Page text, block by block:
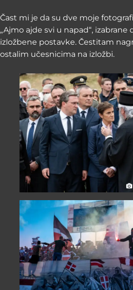
Čast mi je da su dve moje
„Ajmo ajde svi u napad“,
izložbene postavke. Čestitam
ostalim učesnicima na izložbi.